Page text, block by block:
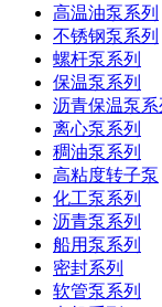
高温油泵系列
不锈钢泵系列
螺杆泵系列
保温泵系列
沥青保温泵系
离心泵系列
稠油泵系列
高粘度转子泵
化工泵系列
沥青泵系列
船用泵系列
密封系列
软管泵系列